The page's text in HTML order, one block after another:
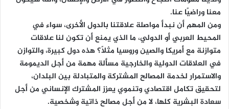
معنا وراضيًا عنا.
ومن المهم أن نبدأ مواصلة علاقتنا بالدول الأخرى، سواء في
المحيط العربي أو الدولي، ما الذي يمنع أن تكون لنا علاقات
متوازنة مع أمريكا والصين وروسيا مثلًا؟ هذه دول كبيرة، والتوازن
في العلاقات الدولية والخارجية مسألة مهمة من أجل الديمومة
والاستمرار لخدمة المصالح المشتركة والمتبادلة بين البلدان،
لتحقيق تكامل اقتصادي وتنموي يعزز المشترك الإنساني من أجل
سعادة البشرية كلها، لا من أجل مصالح ذاتية وشخصية.